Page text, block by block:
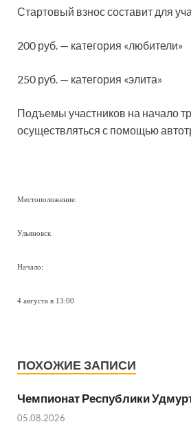
Стартовый взнос составит для
200 руб. — категория «любители»
250 руб. — категория «элита»
Подъемы участников на начало
осуществляться с помощью
Местоположение:
Ульяновск
Начало:
4 августа в 13:00
ПОХОЖИЕ ЗАПИСИ
Чемпионат Республики
05.08.2026